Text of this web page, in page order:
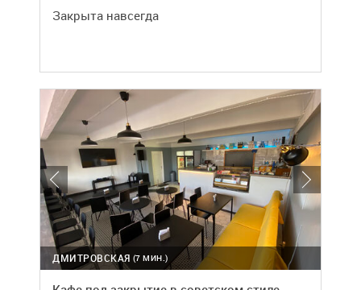
Закрыта навсегда
(7 МИН.)
ДМИТРОВСКАЯ